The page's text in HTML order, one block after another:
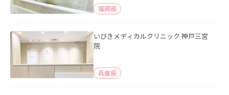
福岡県
いびきメディカルクリニック 神戸三宮
院
兵庫県